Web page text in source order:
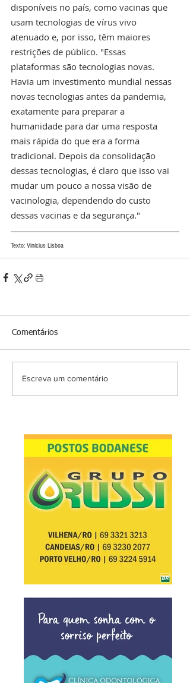
disponíveis no país, como vacinas que
usam tecnologias de vírus vivo
atenuado e, por isso, têm maiores
restrições de público. "Essas
plataformas são tecnologias novas.
Havia um investimento mundial nessas
novas tecnologias antes da pandemia,
exatamente para preparar a
humanidade para dar uma resposta
mais rápida do que era a forma
tradicional. Depois da consolidação
dessas tecnologias, é claro que isso vai
mudar um pouco a nossa visão de
vacinologia, dependendo do custo
dessas vacinas e da segurança."
Texto: Vinícius Lisboa
Comentários
Escreva um comentário